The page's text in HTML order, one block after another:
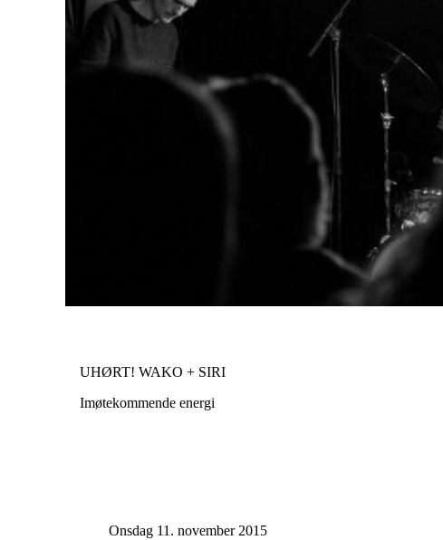
UHØRT! WAKO + SIRI
Imøtekommende energi
Onsdag 11. november 2015